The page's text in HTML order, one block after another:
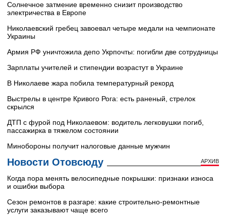
Солнечное затмение временно снизит производство
электричества в Европе
Николаевский гребец завоевал четыре медали на чемпионате
Украины
Армия РФ уничтожила депо Укрпочты: погибли две сотрудницы
Зарплаты учителей и стипендии возрастут в Украине
В Николаеве жара побила температурный рекорд
Выстрелы в центре Кривого Рога: есть раненый, стрелок
скрылся
ДТП с фурой под Николаевом: водитель легковушки погиб,
пассажирка в тяжелом состоянии
Минобороны получит налоговые данные мужчин
Новости Отовсюду АРХИВ
Когда пора менять велосипедные покрышки: признаки износа
и ошибки выбора
Сезон ремонтов в разгаре: какие строительно-ремонтные
услуги заказывают чаще всего